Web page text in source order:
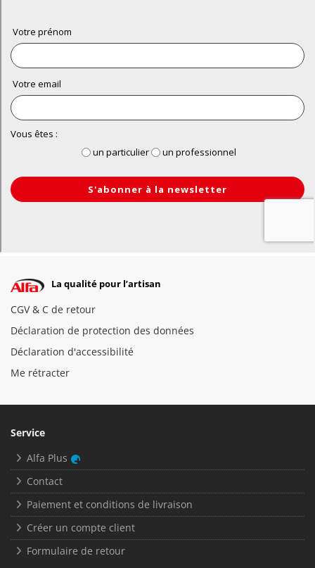
La qualité pour l’artisan
CGV & C de retour
Déclaration de protection des données
Déclaration d'accessibilité
Me rétracter
Service
Alfa Plus
Contact
Paiement et conditions de livraison
Créer un compte client
Formulaire de retour